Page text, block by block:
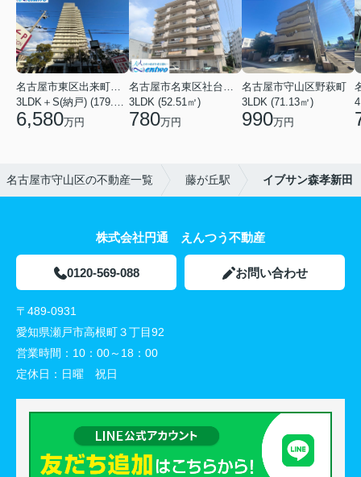
名古屋市東区出来町２丁目
3LDK＋S(納戸) (179.54㎡)
6,580万円
名古屋市名東区社台３丁目
3LDK (52.51㎡)
780万円
名古屋市守山区野萩町
3LDK (71.13㎡)
990万円
名古屋市守山区の不動産一覧 藤が丘駅 イブサン森孝新田
株式会社円通 えんつう不動産
0120-569-088 お問い合わせ
〒489-0931
愛知県瀬戸市高根町３丁目92
営業時間： 10：00～18：00
定休日： 日曜 祝日